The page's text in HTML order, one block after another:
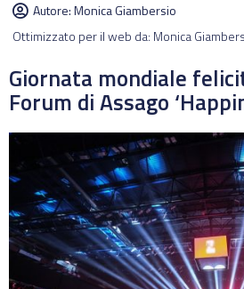
Autore:Monica Giambersio
Ottimizzato per il web da: Monica
Giornata mondiale
Forum di Assago